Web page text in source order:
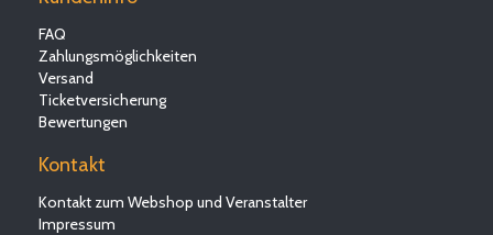
FAQ
Zahlungsmöglichkeiten
Versand
Ticketversicherung
Bewertungen
Kontakt
Kontakt zum Webshop und Veranstalter
Impressum